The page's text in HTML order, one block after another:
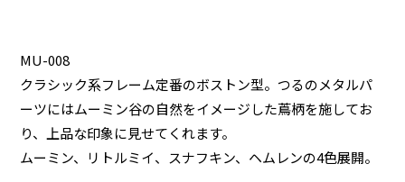
MU-008
クラシック系フレーム定番のボストン型。つるのメタルパ
ーツにはムーミン谷の自然をイメージした蔦柄を施してお
り、上品な印象に見せてくれます。
ムーミン、リトルミイ、スナフキン、ヘムレンの4色展開。